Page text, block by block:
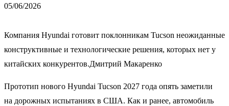
05/06/2026
Компания Hyundai готовит поклонникам Tucson неожиданные
конструктивные и технологические решения, которых нет у
китайских конкурентов.Дмитрий Макаренко
Прототип нового Hyundai Tucson 2027 года опять заметили
на дорожных испытаниях в США. Как и ранее, автомобиль